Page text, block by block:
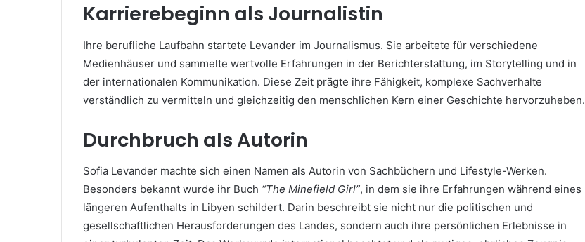
Karrierebeginn als Journalistin
Ihre berufliche Laufbahn startete Levander im Journalismus. Sie arbeitete für verschiedene
Medienhäuser und sammelte wertvolle Erfahrungen in der Berichterstattung, im Storytelling und in
der internationalen Kommunikation. Diese Zeit prägte ihre Fähigkeit, komplexe Sachverhalte
verständlich zu vermitteln und gleichzeitig den menschlichen Kern einer Geschichte hervorzuheben.
Durchbruch als Autorin
Sofia Levander machte sich einen Namen als Autorin von Sachbüchern und Lifestyle-Werken.
Besonders bekannt wurde ihr Buch “The Minefield Girl”, in dem sie ihre Erfahrungen während eines
längeren Aufenthalts in Libyen schildert. Darin beschreibt sie nicht nur die politischen und
gesellschaftlichen Herausforderungen des Landes, sondern auch ihre persönlichen Erlebnisse in